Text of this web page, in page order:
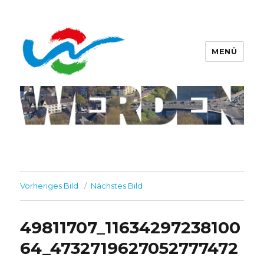
Werdener Werbering e.V.
MENÜ
Vorheriges Bild Nächstes Bild
49811707_11634297238100
64_4732719627052777472